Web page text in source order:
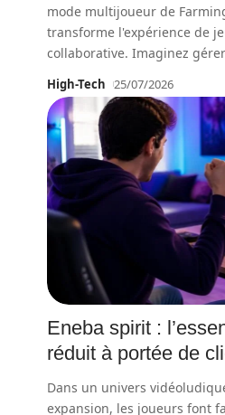
mode multijoueur de
transforme l'expérience de
collaborative. Imaginez
High-Tech 25/07/2026
Eneba spirit :
réduit à portée de
Dans un univers
expansion, les joueurs font